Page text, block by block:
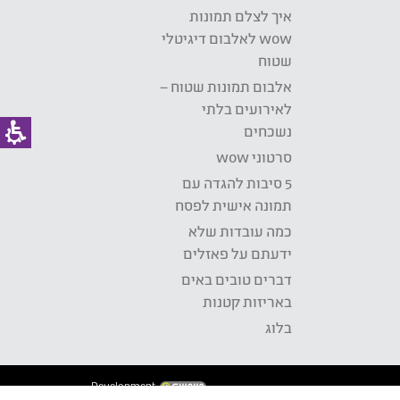
איך לצלם תמונות
wow לאלבום דיגיטלי
שטוח
אלבום תמונות שטוח –
לאירועים בלתי
נשכחים
סרטוני wow
5 סיבות להגדה עם
תמונה אישית לפסח
כמה עובדות שלא
ידעתם על פאזלים
דברים טובים באים
באריזות קטנות
בלוג
Development: